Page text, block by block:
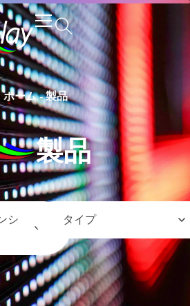
ホーム-製品
製品
シ
タイプ